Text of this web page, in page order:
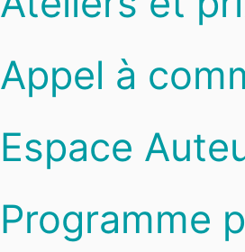
Appel à
Espace
Programme